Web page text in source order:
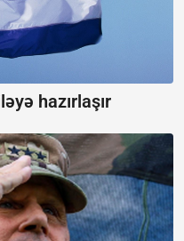
hazırlaşır